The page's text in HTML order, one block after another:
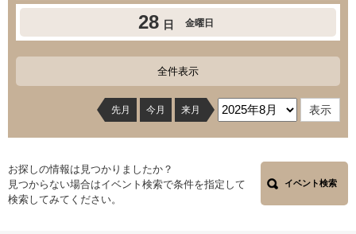
28 日 金曜日
全件表示
先月 今月 来月
お探しの情報は見つかりましたか？
見つからない場合はイベント検索で条件を指定して
検索してみてください。
イベント検索